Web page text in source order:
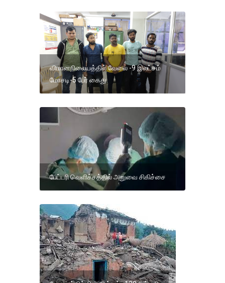
விமானநிலையத்தில் வேலை -9 இலட்சம்
மோசடி-5 பேர் கைது.
பேட்டரி வெளிச்சத்தில் அறுவை சிகிச்சை